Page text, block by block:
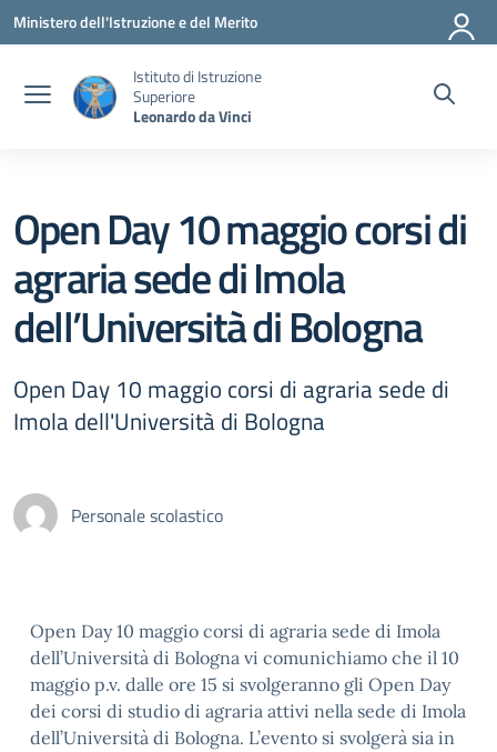
Vai ai contenuti
Vai al menu di navigazione
Vai al footer
Ministero dell'Istruzione e del Merito
Istituto di Istruzione
Superiore
Leonardo da Vinci
Open Day 10 maggio corsi di
agraria sede di Imola
dell’Università di Bologna
Open Day 10 maggio corsi di agraria sede di
Imola dell'Università di Bologna
Personale scolastico
Open Day 10 maggio corsi di agraria sede di Imola
dell’Università di Bologna vi comunichiamo che il 10
maggio p.v. dalle ore 15 si svolgeranno gli Open Day
dei corsi di studio di agraria attivi nella sede di Imola
dell’Università di Bologna. L’evento si svolgerà sia in